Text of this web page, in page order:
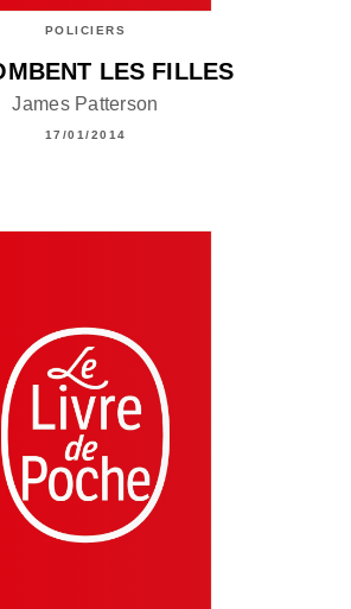
POLICIERS
LES FILLES
James Patterson
17/01/2014